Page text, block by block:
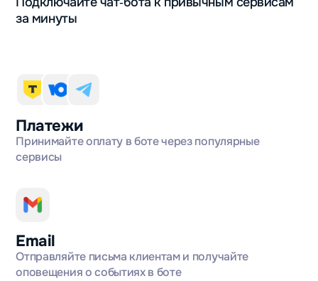
за минуты
Платежи
Принимайте оплату в боте через популярные
сервисы
Email
Отправляйте письма клиентам и получайте
оповещения о событиях в боте